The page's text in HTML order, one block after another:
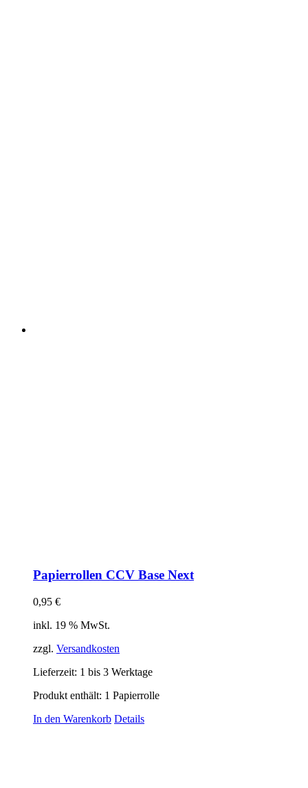
Papierrollen CCV Base Next
0,95 €
inkl. 19 % MwSt.
zzgl. Versandkosten
Lieferzeit: 1 bis 3 Werktage
Produkt enthält: 1 Papierrolle
In den Warenkorb Details